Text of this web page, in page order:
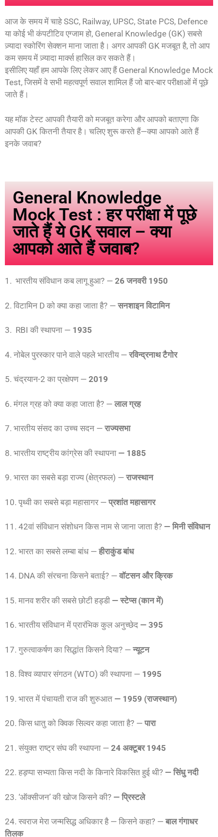
आज के समय में चाहे SSC, Railway, UPSC, State PCS, Defence
या कोई भी कंपटीटिव एग्जाम हो, General Knowledge (GK) सबसे
ज़्यादा स्कोरिंग सेक्शन माना जाता है। अगर आपकी GK मजबूत है, तो आप
कम समय में ज़्यादा मार्क्स हासिल कर सकते हैं।
इसीलिए यहाँ हम आपके लिए लेकर आए हैं General Knowledge Mock
Test, जिसमें वे सभी महत्वपूर्ण सवाल शामिल हैं जो बार-बार परीक्षाओं में पूछे
जाते हैं।
यह मॉक टेस्ट आपकी तैयारी को मजबूत करेगा और आपको बताएगा कि
आपकी GK कितनी तैयार है। चलिए शुरू करते हैं—क्या आपको आते हैं
इनके जवाब?
General Knowledge
Mock Test : हर परीक्षा में पूछे
जाते हैं ये GK सवाल – क्या
आपको आते हैं जवाब?
1. भारतीय संविधान कब लागू हुआ? — 26 जनवरी 1950
2. विटामिन D को क्या कहा जाता है? — सनशाइन विटामिन
3. RBI की स्थापना — 1935
4. नोबेल पुरस्कार पाने वाले पहले भारतीय — रविन्द्रनाथ टैगोर
5. चंद्रयान-2 का प्रक्षेपण — 2019
6. मंगल ग्रह को क्या कहा जाता है? — लाल ग्रह
7. भारतीय संसद का उच्च सदन — राज्यसभा
8. भारतीय राष्ट्रीय कांग्रेस की स्थापना — 1885
9. भारत का सबसे बड़ा राज्य (क्षेत्रफल) — राजस्थान
10. पृथ्वी का सबसे बड़ा महासागर — प्रशांत महासागर
11. 42वां संविधान संशोधन किस नाम से जाना जाता है? — मिनी संविधान
12. भारत का सबसे लम्बा बांध — हीराकुंड बांध
14. DNA की संरचना किसने बताई? — वॉटसन और क्रिक
15. मानव शरीर की सबसे छोटी हड्डी — स्टेप्स (कान में)
16. भारतीय संविधान में प्रारंभिक कुल अनुच्छेद — 395
17. गुरुत्वाकर्षण का सिद्धांत किसने दिया? — न्यूटन
18. विश्व व्यापार संगठन (WTO) की स्थापना — 1995
19. भारत में पंचायती राज की शुरुआत — 1959 (राजस्थान)
20. किस धातु को क्विक सिल्वर कहा जाता है? — पारा
21. संयुक्त राष्ट्र संघ की स्थापना — 24 अक्टूबर 1945
22. हड़प्पा सभ्यता किस नदी के किनारे विकसित हुई थी? — सिंधु नदी
23. ‘ऑक्सीजन’ की खोज किसने की? — प्रिस्टले
24. स्वराज मेरा जन्मसिद्ध अधिकार है — किसने कहा? — बाल गंगाधर
तिलक